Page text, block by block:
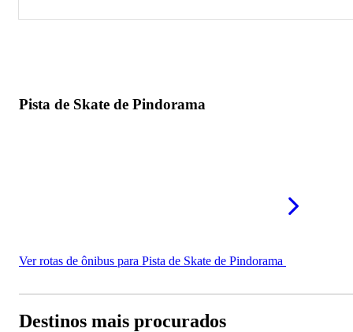
Pista de Skate de Pindorama
Ver rotas de ônibus para Pista de Skate de Pindorama
Destinos mais procurados